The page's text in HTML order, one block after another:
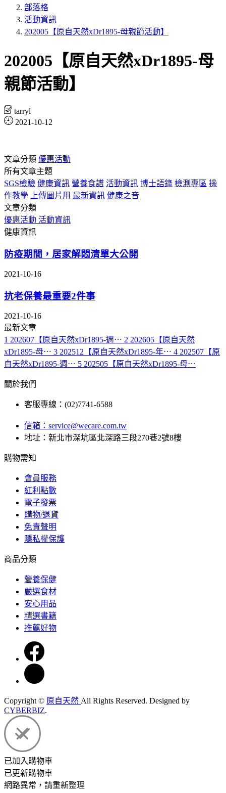
部落格
活動資訊
202005【原自天然xDr1895-母親節活動】
202005【原自天然xDr1895-母
親節活動】
tarryl
2021-10-12
文章分類 優惠活動
所有文章主題
SGS檢驗 健康資訊 營養食譜 活動資訊 博士語錄 檢測專區 操
作教學
上傳圖片用 最新資訊 健康之音
文章分類
優惠活動 活動資訊
健康資訊
防疫期間，居家解悶清單大公開
2021-10-16
抗老保養最重要2件事
2021-10-16
最新文章
1 202607【原自天然xDr1895-週⋯ 2 202605【原自天然
xDr1895-母⋯ 3 202512【原自天然xDr1895-年⋯ 4 202507【原
自天然xDr1895-週⋯ 5 202505【原自天然xDr1895-母⋯
關於我們
客服專線：(02)7741-6588
信箱： service@wecare.com.tw
地址：新北市深坑區北深路三段270巷2號8樓
購物需知
會員服務
紅利點數
電子發票
購物/退貨
免責聲明
隱私權保護
商品分類
營養保健
嚴選食材
安心用品
精選書籍
推薦好物
Copyright © 原自天然 All Rights Reserved. Designed by
CYBERBIZ.
已加入購物車
已更新購物車
網路異常，請重新整理